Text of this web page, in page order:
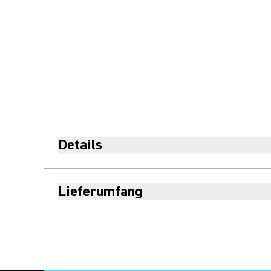
Details
Lieferumfang